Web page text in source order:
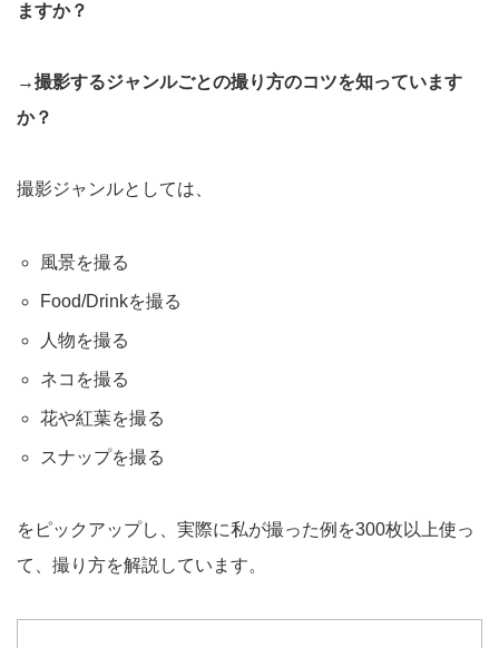
ますか？
→撮影するジャンルごとの撮り方のコツを知っています
か？
撮影ジャンルとしては、
風景を撮る
Food/Drinkを撮る
人物を撮る
ネコを撮る
花や紅葉を撮る
スナップを撮る
をピックアップし、実際に私が撮った例を300枚以上使っ
て、撮り方を解説しています。